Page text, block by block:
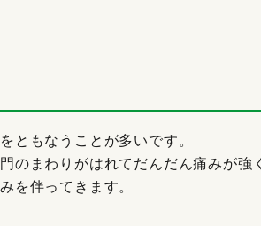
ともなうことが多いです。
のまわりがはれてだんだん痛みが強
を伴ってきます。